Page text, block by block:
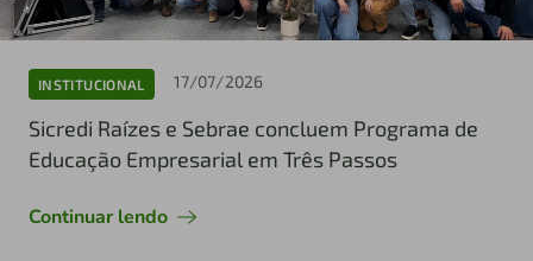
INSTITUCIONAL 17/07/2026
Sicredi Raízes e Sebrae concluem Programa de
Educação Empresarial em Três Passos
Continuar lendo